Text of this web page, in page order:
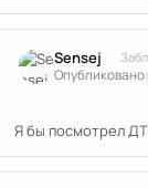
Sensej
Я бы посмотрел